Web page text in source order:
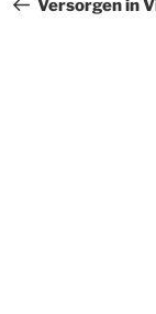
Versorgen in